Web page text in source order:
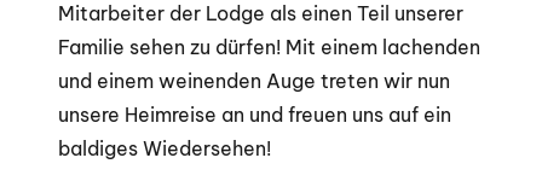
Mitarbeiter der Lodge als einen Teil unserer
Familie sehen zu dürfen! Mit einem lachenden
und einem weinenden Auge treten wir nun
unsere Heimreise an und freuen uns auf ein
baldiges Wiedersehen!